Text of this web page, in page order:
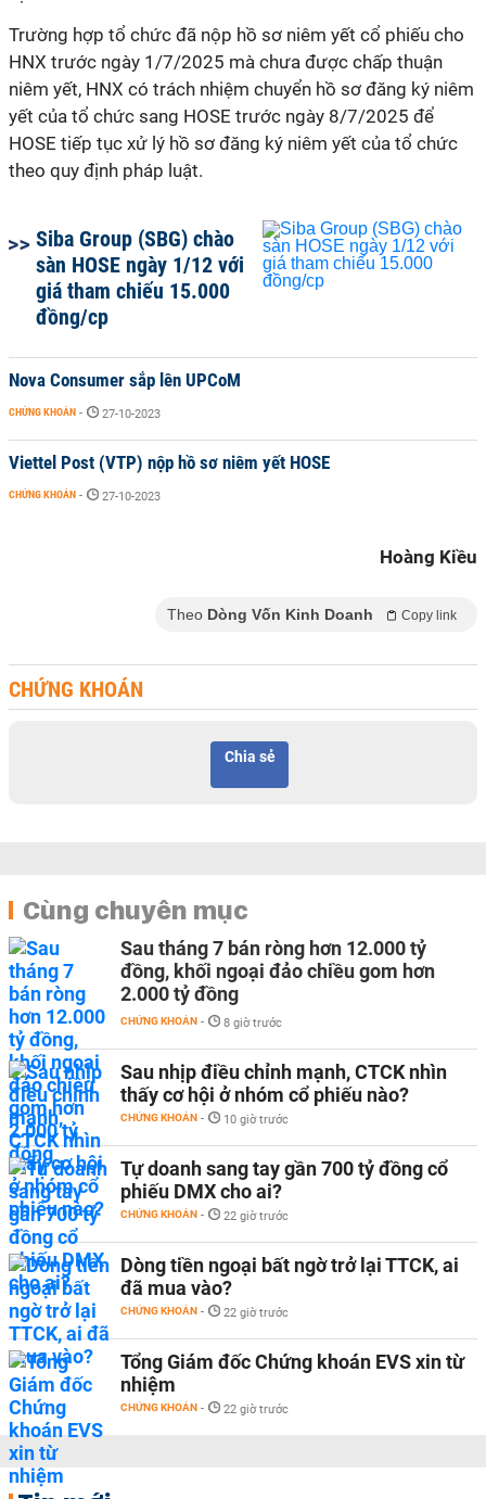
Trường hợp tổ chức đã nộp hồ sơ niêm yết cổ phiếu cho
HNX trước ngày 1/7/2025 mà chưa được chấp thuận
niêm yết, HNX có trách nhiệm chuyển hồ sơ đăng ký niêm
yết của tổ chức sang HOSE trước ngày 8/7/2025 để
HOSE tiếp tục xử lý hồ sơ đăng ký niêm yết của tổ chức
theo quy định pháp luật.
Siba Group (SBG) chào
sàn HOSE ngày 1/12 với
giá tham chiếu 15.000
đồng/cp
Nova Consumer sắp lên UPCoM
CHỨNG KHOÁN - 27-10-2023
Viettel Post (VTP) nộp hồ sơ niêm yết HOSE
CHỨNG KHOÁN - 27-10-2023
Hoàng Kiều
Theo Dòng Vốn Kinh Doanh Copy link
CHỨNG KHOÁN
Chia sẻ
Cùng chuyên mục
Sau tháng 7 bán ròng hơn 12.000 tỷ
đồng, khối ngoại đảo chiều gom hơn
2.000 tỷ đồng
CHỨNG KHOÁN - 8 giờ trước
Sau nhịp điều chỉnh mạnh, CTCK nhìn
thấy cơ hội ở nhóm cổ phiếu nào?
CHỨNG KHOÁN - 10 giờ trước
Tự doanh sang tay gần 700 tỷ đồng cổ
phiếu DMX cho ai?
CHỨNG KHOÁN - 22 giờ trước
Dòng tiền ngoại bất ngờ trở lại TTCK, ai
đã mua vào?
CHỨNG KHOÁN - 22 giờ trước
Tổng Giám đốc Chứng khoán EVS xin từ
nhiệm
CHỨNG KHOÁN - 22 giờ trước